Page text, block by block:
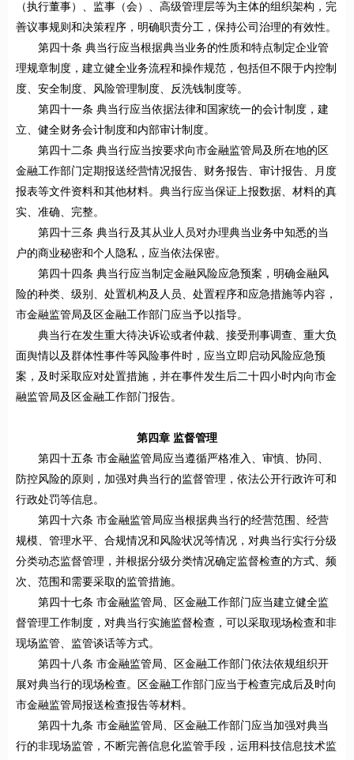
（执行董事）、监事（会）、高级管理层等为主体的组织架构，完
善议事规则和决策程序，明确职责分工，保持公司治理的有效性。
第四十条 典当行应当根据典当业务的性质和特点制定企业管
理规章制度，建立健全业务流程和操作规范，包括但不限于内控制
度、安全制度、风险管理制度、反洗钱制度等。
第四十一条 典当行应当依据法律和国家统一的会计制度，建
立、健全财务会计制度和内部审计制度。
第四十二条 典当行应当按要求向市金融监管局及所在地的区
金融工作部门定期报送经营情况报告、财务报告、审计报告、月度
报表等文件资料和其他材料。典当行应当保证上报数据、材料的真
实、准确、完整。
第四十三条 典当行及其从业人员对办理典当业务中知悉的当
户的商业秘密和个人隐私，应当依法保密。
第四十四条 典当行应当制定金融风险应急预案，明确金融风
险的种类、级别、处置机构及人员、处置程序和应急措施等内容，
市金融监管局及区金融工作部门应当予以指导。
典当行在发生重大待决诉讼或者仲裁、接受刑事调查、重大负
面舆情以及群体性事件等风险事件时，应当立即启动风险应急预
案，及时采取应对处置措施，并在事件发生后二十四小时内向市金
融监管局及区金融工作部门报告。
第四章 监督管理
第四十五条 市金融监管局应当遵循严格准入、审慎、协同、
防控风险的原则，加强对典当行的监督管理，依法公开行政许可和
行政处罚等信息。
第四十六条 市金融监管局应当根据典当行的经营范围、经营
规模、管理水平、合规情况和风险状况等情况，对典当行实行分级
分类动态监督管理，并根据分级分类情况确定监督检查的方式、频
次、范围和需要采取的监管措施。
第四十七条 市金融监管局、区金融工作部门应当建立健全监
督管理工作制度，对典当行实施监督检查，可以采取现场检查和非
现场监管、监管谈话等方式。
第四十八条 市金融监管局、区金融工作部门依法依规组织开
展对典当行的现场检查。区金融工作部门应当于检查完成后及时向
市金融监管局报送检查报告等材料。
第四十九条 市金融监管局、区金融工作部门应当加强对典当
行的非现场监管，不断完善信息化监管手段，运用科技信息技术监